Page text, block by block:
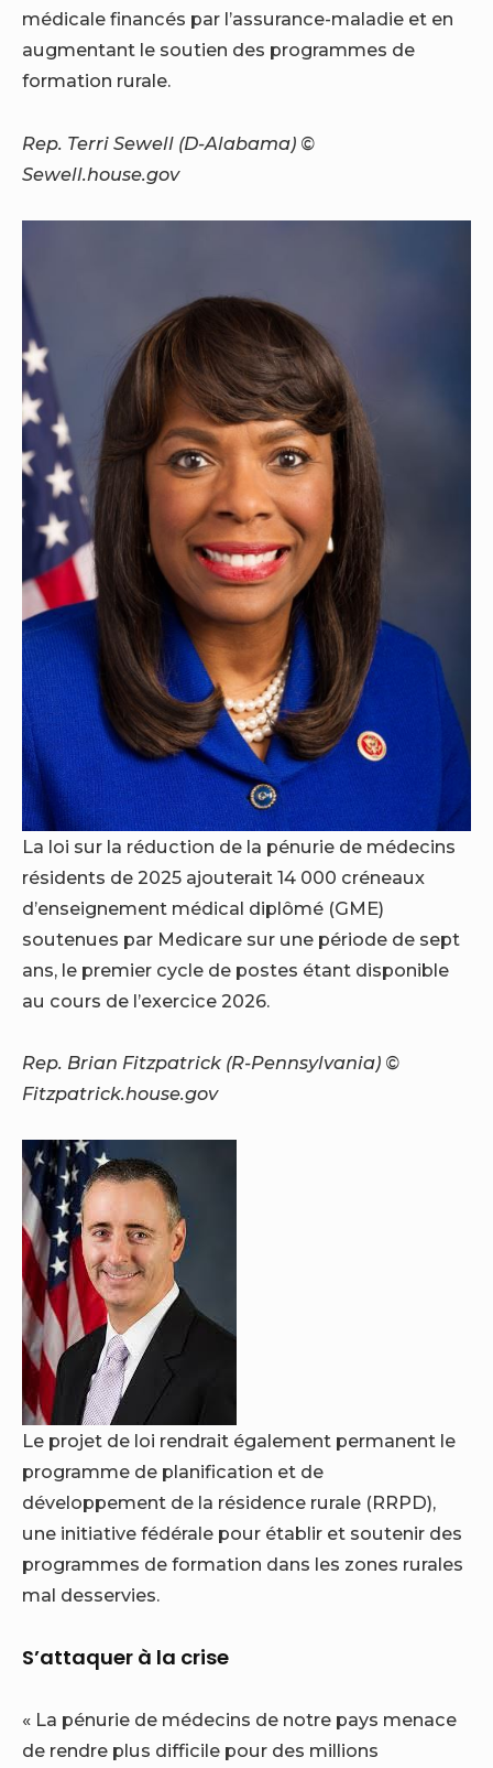
médicale financés par l’assurance-maladie et en
augmentant le soutien des programmes de
formation rurale.
Rep. Terri Sewell (D-Alabama) ©
Sewell.house.gov
La loi sur la réduction de la pénurie de médecins
résidents de 2025 ajouterait 14 000 créneaux
d’enseignement médical diplômé (GME)
soutenues par Medicare sur une période de sept
ans, le premier cycle de postes étant disponible
au cours de l’exercice 2026.
Rep. Brian Fitzpatrick (R-Pennsylvania) ©
Fitzpatrick.house.gov
Le projet de loi rendrait également permanent le
programme de planification et de
développement de la résidence rurale (RRPD),
une initiative fédérale pour établir et soutenir des
programmes de formation dans les zones rurales
mal desservies.
S’attaquer à la crise
« La pénurie de médecins de notre pays menace
de rendre plus difficile pour des millions